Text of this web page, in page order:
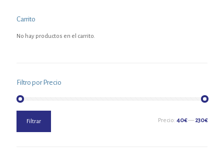
Carrito
No hay productos en el carrito.
Filtro por Precio
mínimo
máximo
Filtrar Precio: 40€— 230€